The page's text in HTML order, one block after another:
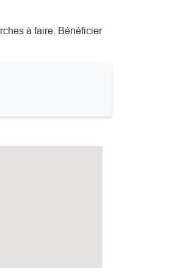
à faire. Bénéficier